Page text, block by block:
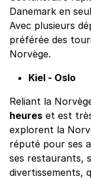
Danemark en
Avec plusieurs
préférée des
Norvège.
Kiel - Oslo
Reliant la
heures et est
explorent la
réputé pour ses
ses restaurants,
divertissements,